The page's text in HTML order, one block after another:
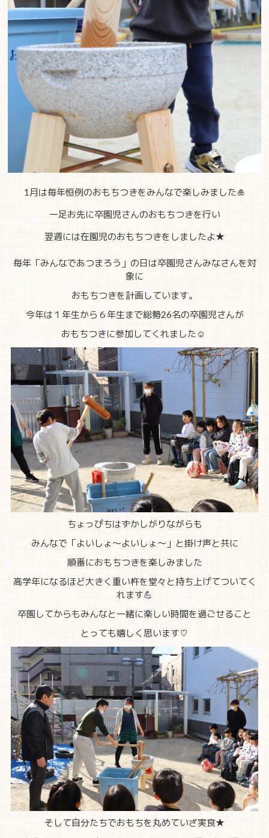
1月は毎年恒例のおもちつきをみんなで楽しみました🎍
一足お先に卒園児さんのおもちつきを行い
翌週には在園児のおもちつきをしましたよ★
毎年「みんなであつまろう」の日は卒園児さんみなさんを対
象に
おもちつきを計画しています。
今年は１年生から６年生まで総勢26名の卒園児さんが
おもちつきに参加してくれました☺
ちょっぴちはずかしがりながらも
みんなで「よいしょ～よいしょ～」と掛け声と共に
順番におもちつきを楽しみました
高学年になるほど大きく重い杵を堂々と持ち上げてついてく
れます💪
卒園してからもみんなと一緒に楽しい時間を過ごせること
とっても嬉しく思います♡
そして自分たちでおもちを丸めていざ実食★